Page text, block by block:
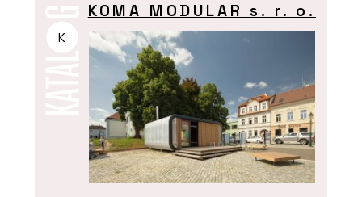
K
KOMA MODULAR s. r. o.